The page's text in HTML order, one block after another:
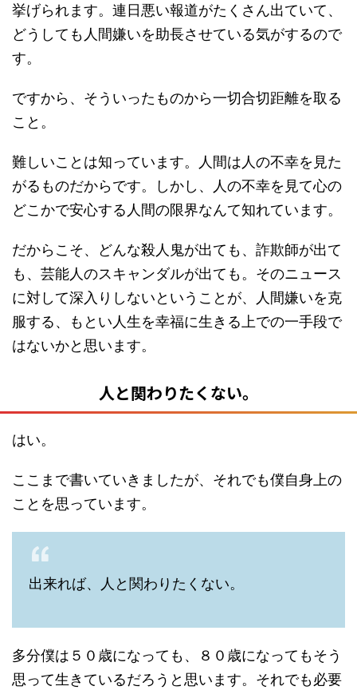
挙げられます。連日悪い報道がたくさん出ていて、
どうしても人間嫌いを助長させている気がするので
す。
ですから、そういったものから一切合切距離を取る
こと。
難しいことは知っています。人間は人の不幸を見た
がるものだからです。しかし、人の不幸を見て心の
どこかで安心する人間の限界なんて知れています。
だからこそ、どんな殺人鬼が出ても、詐欺師が出て
も、芸能人のスキャンダルが出ても。そのニュース
に対して深入りしないということが、人間嫌いを克
服する、もとい人生を幸福に生きる上での一手段で
はないかと思います。
人と関わりたくない。
はい。
ここまで書いていきましたが、それでも僕自身上の
ことを思っています。
出来れば、人と関わりたくない。
多分僕は５０歳になっても、８０歳になってもそう
思って生きているだろうと思います。それでも必要